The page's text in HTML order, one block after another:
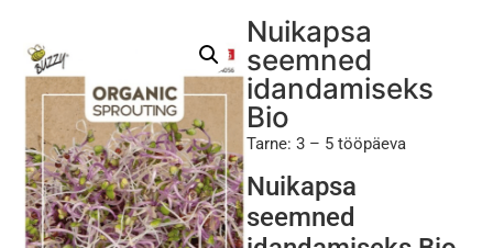
Nuikapsa
seemned
idandamiseks
Bio
Tarne: 3 – 5 tööpäeva
Nuikapsa
seemned